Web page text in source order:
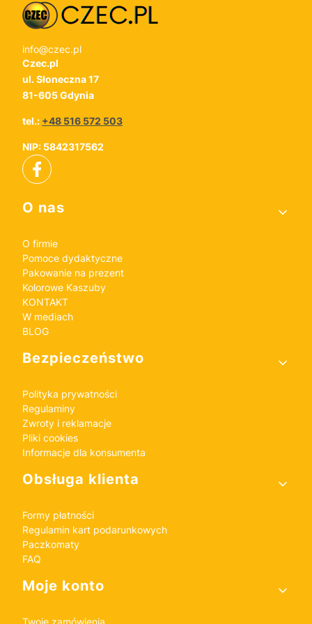
info@czec.pl
Czec.pl
ul. Słoneczna 17
81-605 Gdynia
tel.: +48 516 572 503
NIP: 5842317562
Linki w stopce
O nas
O firmie
Pomoce dydaktyczne
Pakowanie na prezent
Kolorowe Kaszuby
KONTAKT
W mediach
BLOG
Bezpieczeństwo
Polityka prywatności
Regulaminy
Zwroty i reklamacje
Pliki cookies
Informacje dla konsumenta
Obsługa klienta
Formy płatności
Regulamin kart podarunkowych
Paczkomaty
FAQ
Moje konto
Twoje zamówienia